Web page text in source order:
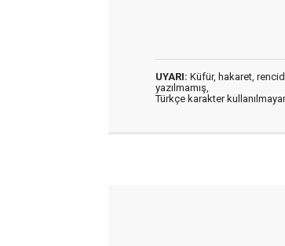
UYARI: Küfür, hakaret,
yazılmamış,
Türkçe karakter